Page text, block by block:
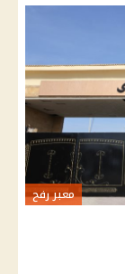
معبر رفح